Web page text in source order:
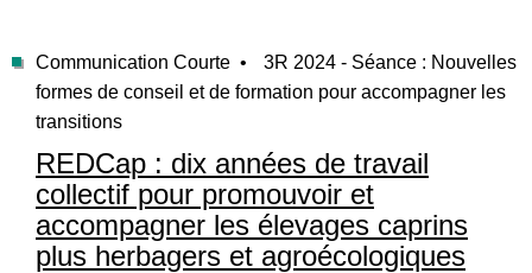
Communication Courte •
3R 2024 - Séance : Nouvelles
formes de conseil et de formation pour accompagner les
transitions
REDCap : dix années de travail
collectif pour promouvoir et
accompagner les élevages caprins
plus herbagers et agroécologiques